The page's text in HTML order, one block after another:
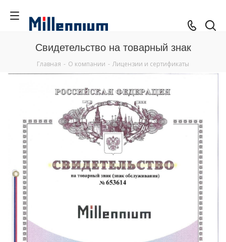
Свидетельство на товарный знак
Главная - О компании - Лицензии и сертификаты